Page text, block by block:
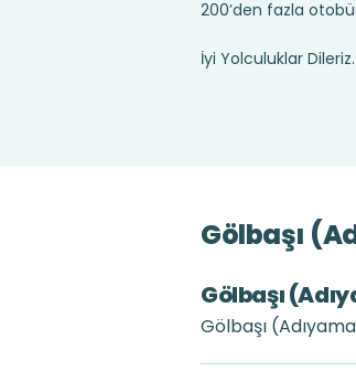
200’den fazla
İyi Yolculuklar
Gölbaşı
Gölbaşı
Gölbaşı